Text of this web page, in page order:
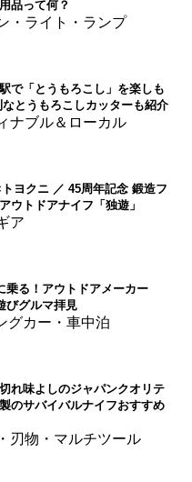
品って何？
・ライト・ランプ
で「とうもろこし」を楽しも
なとうもろこしカッターも紹介
ナブル＆ローカル
ヨクニ ／ 45周年記念 鍛造フ
ウトドアナイフ「独遊」
ア
乗る！アウトドアメーカー
びグルマ拝見
グカー・車中泊
れ味よしのジャパンクオリテ
のサバイバルナイフおすすめ
刃物・マルチツール